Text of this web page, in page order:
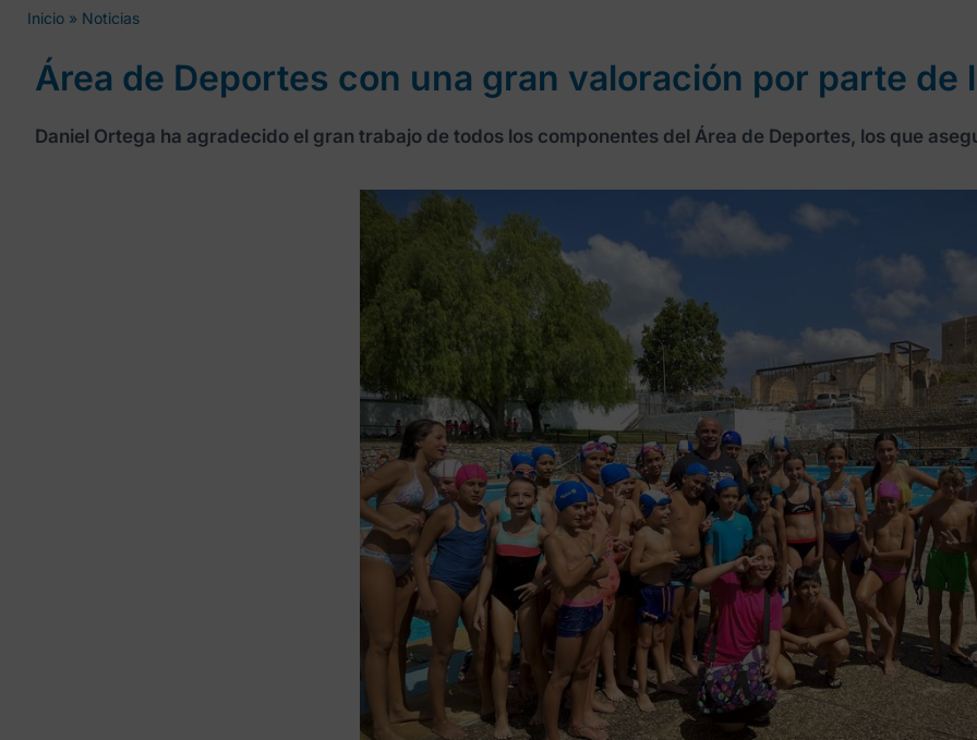
Inicio » Noticias
Área de Deportes con una gran valoración por parte de
Daniel Ortega ha agradecido el gran trabajo de todos los componentes del Área de Deportes, los que